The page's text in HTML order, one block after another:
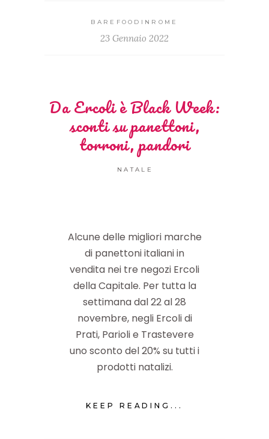
BAREFOODINROME
23 Gennaio 2022
Da Ercoli è Black Week:
sconti su panettoni,
torroni, pandori
NATALE
Alcune delle migliori marche
di panettoni italiani in
vendita nei tre negozi Ercoli
della Capitale. Per tutta la
settimana dal 22 al 28
novembre, negli Ercoli di
Prati, Parioli e Trastevere
uno sconto del 20% su tutti i
prodotti natalizi.
KEEP READING...